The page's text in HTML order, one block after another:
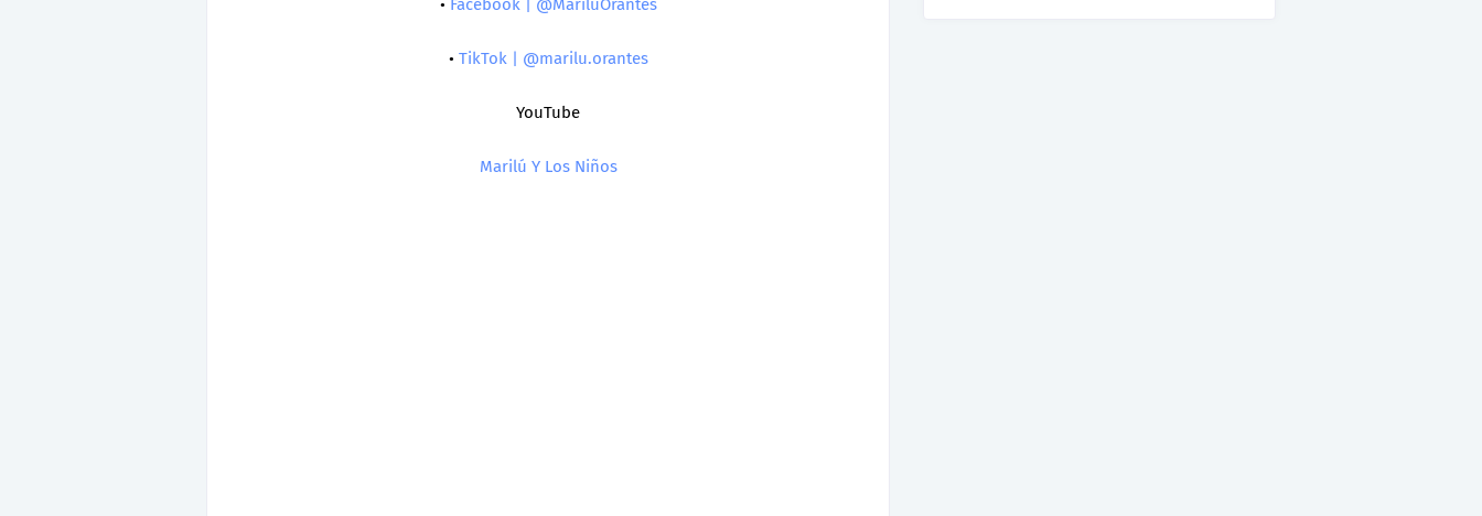
• Facebook | @MarilúOrantes
• TikTok | @marilu.orantes
YouTube
Marilú Y Los Niños